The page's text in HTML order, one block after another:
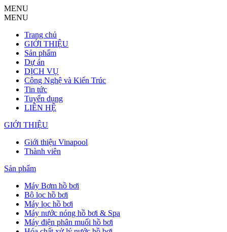
MENU
MENU
Trang chủ
GIỚI THIỆU
Sản phẩm
Dự án
DỊCH VỤ
Công Nghệ và Kiến Trúc
Tin tức
Tuyển dụng
LIÊN HỆ
GIỚI THIỆU
Giới thiệu Vinapool
Thành viên
Sản phẩm
Máy Bơm hồ bơi
Bộ lọc hồ bơi
Máy lọc hồ bơi
Máy nước nóng hồ bơi & Spa
Máy điện phân muối hồ bơi